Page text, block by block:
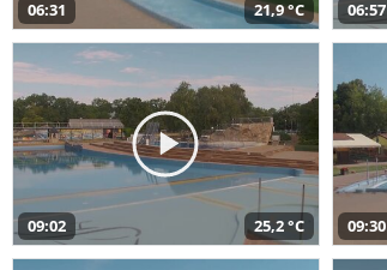
06:31 21,9 °C 06:57
09:02 25,2 °C 09:30